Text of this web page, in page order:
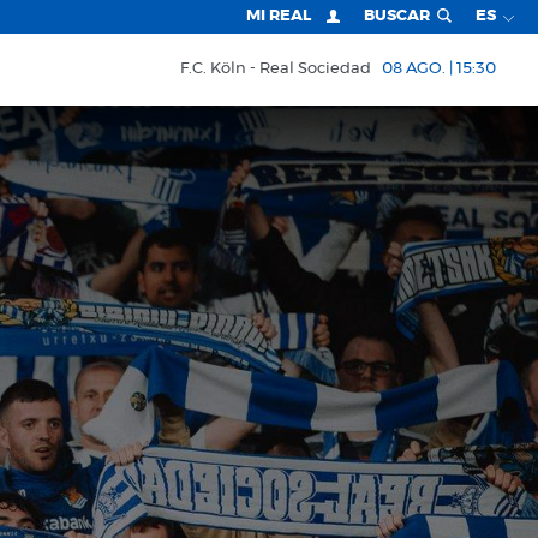
MI REAL BUSCAR ES
F.C. Köln Real Sociedad 08 AGO. | 15:30